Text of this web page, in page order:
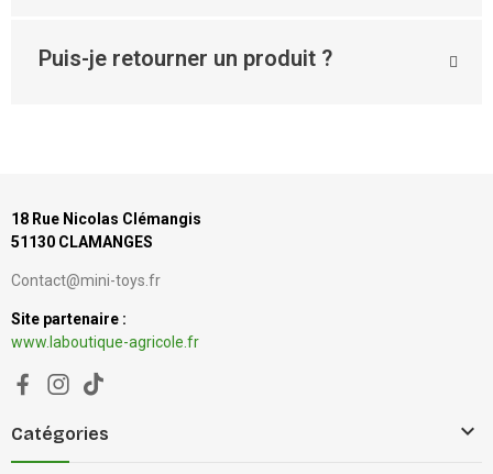
Puis-je retourner un produit ?
18 Rue Nicolas Clémangis
51130 CLAMANGES
Contact@mini-toys.fr
Site partenaire :
www.laboutique-agricole.fr
Catégories 